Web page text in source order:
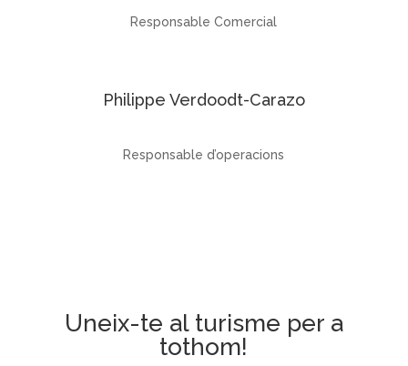
Responsable Comercial
Philippe Verdoodt-Carazo
Responsable d’operacions
Uneix-te al turisme per a
tothom!